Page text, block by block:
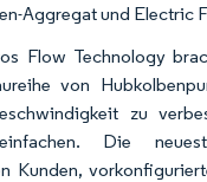
Aggregat und Electric
Flow Technology
von
zu
Die
Kunden,